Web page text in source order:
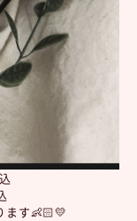
ます👶🏻💛